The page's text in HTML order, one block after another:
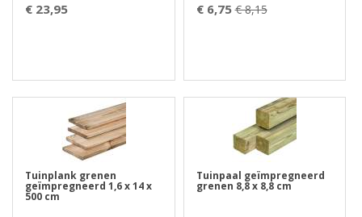
€ 23,95 € 6,75 € 8,15
Tuinplank grenen
geïmpregneerd 1,6 x 14 x
500 cm
Tuinpaal geïmpregneerd
grenen 8,8 x 8,8 cm